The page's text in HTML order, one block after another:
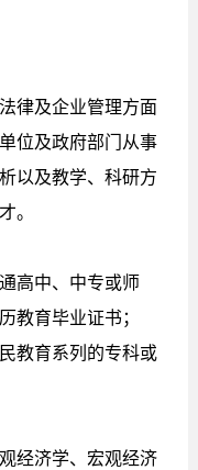
律及企业管理方面
位及政府部门从事
以及教学、科研方
。
高中、中专或师
教育毕业证书；
教育系列的专科或
经济学、宏观经济